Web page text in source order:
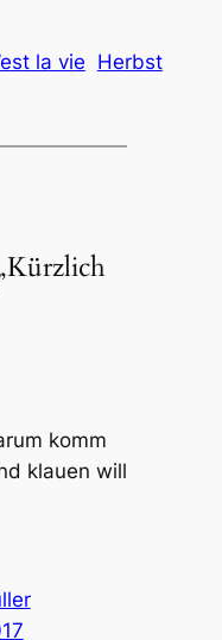
la vie Herbst
komm
klauen will